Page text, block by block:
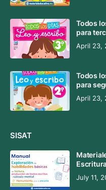
Todos
para
April 23,
Todos
para
April 23,
SISAT
July 11,